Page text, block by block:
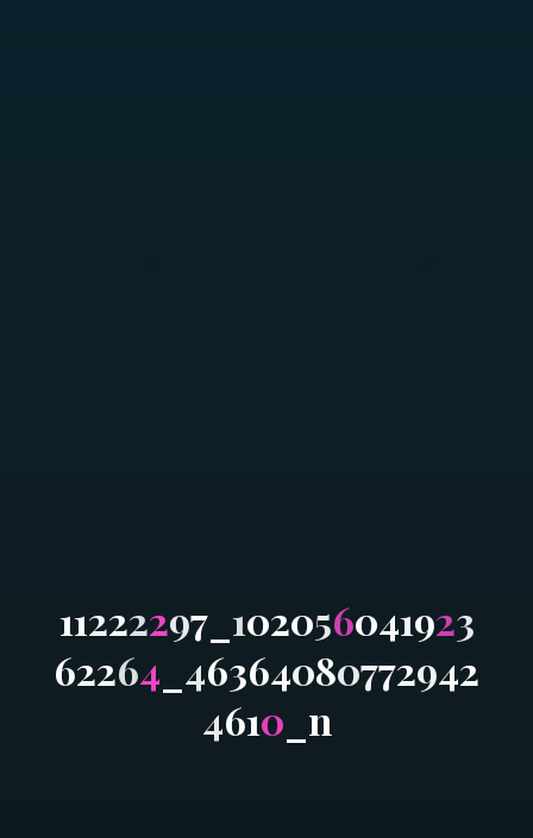
11222297_ 102056041923
62264 46364080772942
4610 n